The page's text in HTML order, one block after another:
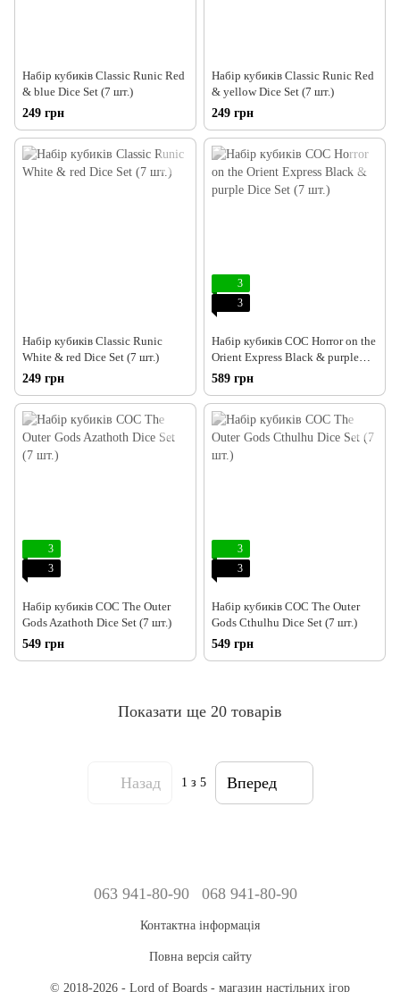
Набір кубиків Classic Runic Red
& blue Dice Set (7 шт.)
249 грн
Набір кубиків Classic Runic Red
& yellow Dice Set (7 шт.)
249 грн
Набір кубиків Classic Runic
White & red Dice Set (7 шт.)
249 грн
3
3
Набір кубиків COC Horror on the
Orient Express Black & purple
Dice Set (7 шт.)
589 грн
3
3
Набір кубиків COC The Outer
Gods Azathoth Dice Set (7 шт.)
549 грн
3
3
Набір кубиків COC The Outer
Gods Cthulhu Dice Set (7 шт.)
549 грн
Показати ще 20 товарів
Назад 1 з 5 Вперед
063 941-80-90 068 941-80-90
Контактна інформація
Повна версія сайту
© 2018-2026 - Lord of Boards - магазин настільних ігор